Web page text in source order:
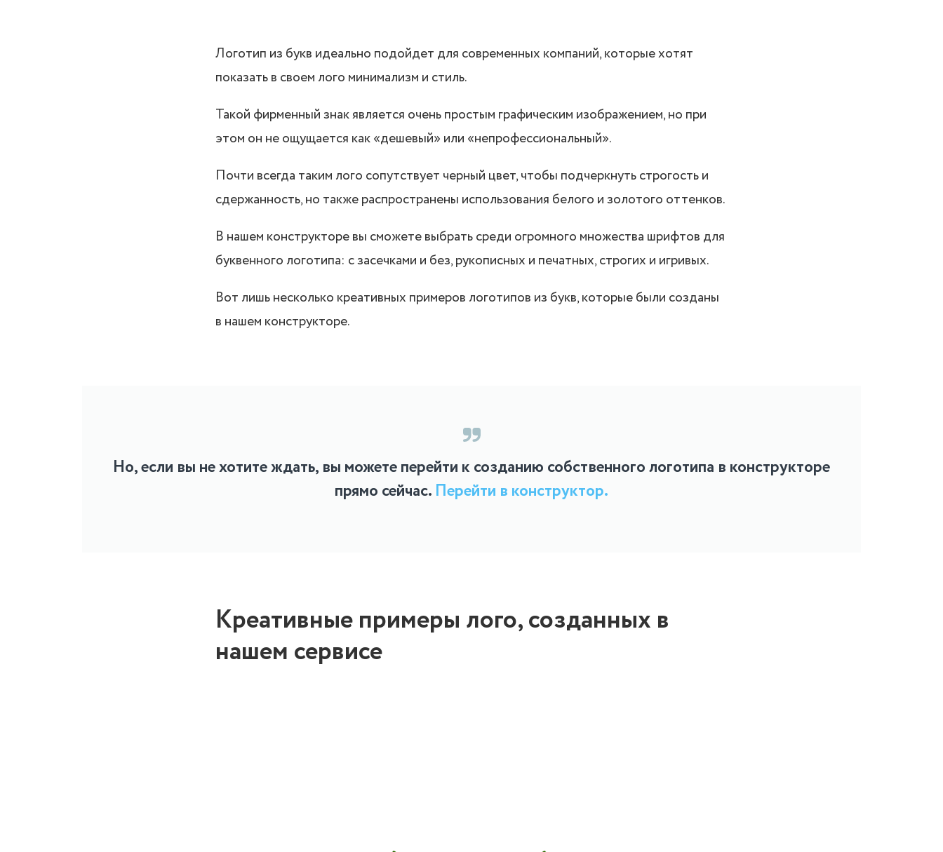
Логотип из букв идеально подойдет для современных компаний, которые хотят
показать в своем лого минимализм и стиль.
Такой фирменный знак является очень простым графическим изображением, но при
этом он не ощущается как «дешевый» или «непрофессиональный».
Почти всегда таким лого сопутствует черный цвет, чтобы подчеркнуть строгость и
сдержанность, но также распространены использования белого и золотого оттенков.
В нашем конструкторе вы сможете выбрать среди огромного множества шрифтов для
буквенного логотипа: с засечками и без, рукописных и печатных, строгих и игривых.
Вот лишь несколько креативных примеров логотипов из букв, которые были созданы
в нашем конструкторе.
Но, если вы не хотите ждать, вы можете перейти к созданию собственного логотипа в конструкторе
прямо сейчас. Перейти в конструктор.
Креативные примеры лого, созданных в
нашем сервисе